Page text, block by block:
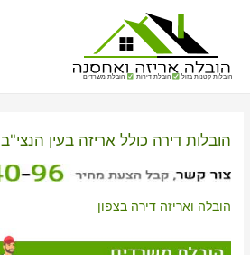
הובלות קטנות בזול הובלת דירות הובלת משרדים
הובלות דירה כולל אריזה בעין הנצי"ב
הובלה ואריזה דירה בצפון